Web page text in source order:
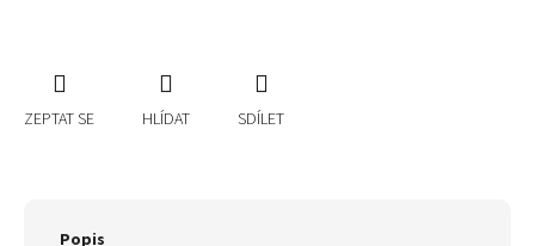
ZEPTAT SE HLÍDAT SDÍLET
Popis